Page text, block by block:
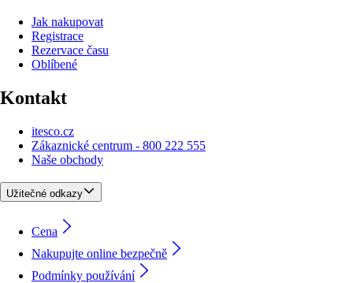
Jak nakupovat
Registrace
Rezervace času
Oblíbené
Kontakt
itesco.cz
Zákaznické centrum - 800 222 555
Naše obchody
Užitečné odkazy
Cena
Nakupujte online bezpečně
Podmínky používání